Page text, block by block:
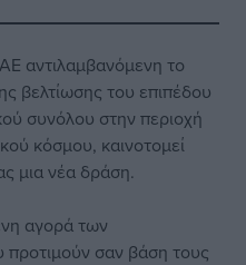
αντιλαμβανόμενη το
βελτίωσης του επιπέδου
συνόλου στην περιοχή
κόσμου, καινοτομεί
μια νέα δράση.
αγορά των
σαν βάση τους